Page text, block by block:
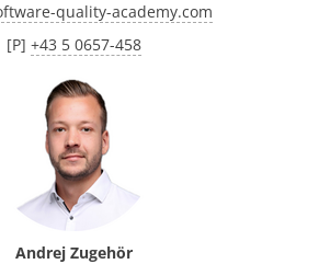
quality-academy.com
[P] +43 5 0657-458
Andrej Zugehör